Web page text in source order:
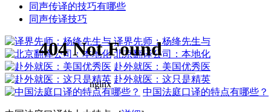
同声传译的技巧有哪些
同声传译技巧
译界先师：杨绛先生与
北京翻译公司：本地化
赴外就医：美国优秀医
赴外就医：这只是精英
中国法庭口译的特点有哪些？